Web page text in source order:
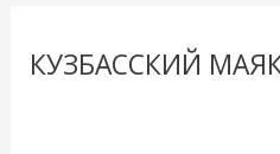
КУЗБАССКИЙ